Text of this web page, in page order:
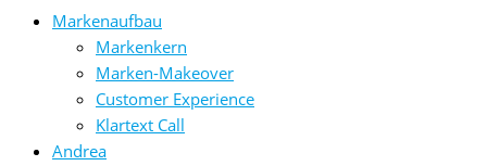
Markenaufbau
Markenkern
Marken-Makeover
Customer Experience
Klartext Call
Andrea